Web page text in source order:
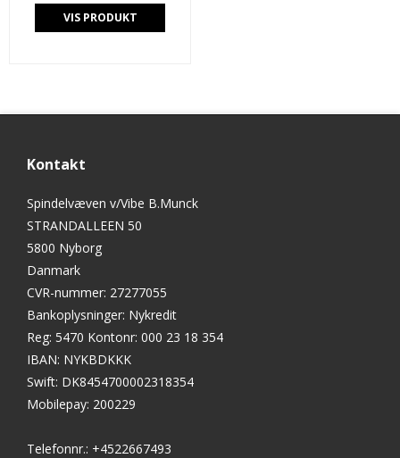
VIS PRODUKT
Kontakt
Spindelvæven v/Vibe B.Munck
STRANDALLEEN 50
5800 Nyborg
Danmark
CVR-nummer: 27277055
Bankoplysninger: Nykredit
Reg: 5470 Kontonr: 000 23 18 354
IBAN: NYKBDKKK
Swift: DK8454700002318354
Mobilepay: 200229
Telefonnr.: +4522667493